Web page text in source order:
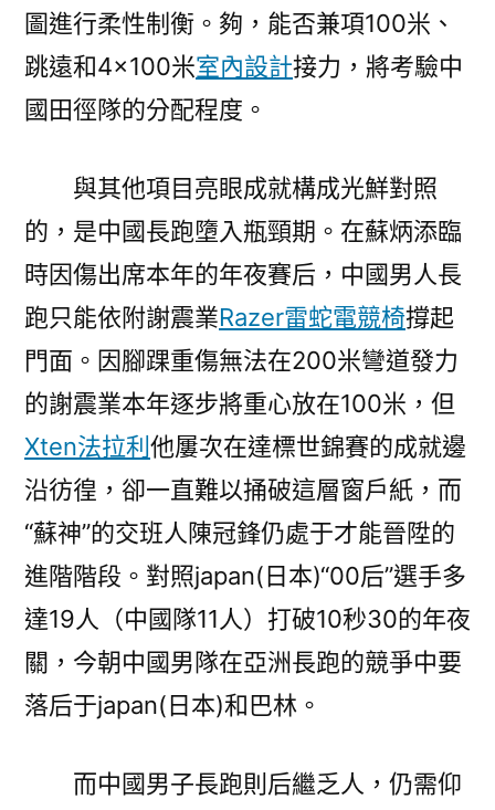
圖進行柔性制衡。夠，能否兼項100米、
跳遠和4×100米室內設計接力，將考驗中
國田徑隊的分配程度。
與其他項目亮眼成就構成光鮮對照
的，是中國長跑墮入瓶頸期。在蘇炳添臨
時因傷出席本年的年夜賽后，中國男人長
跑只能依附謝震業Razer雷蛇電競椅撐起
門面。因腳踝重傷無法在200米彎道發力
的謝震業本年逐步將重心放在100米，但
Xten法拉利 他屢次在達標世錦賽的成就邊
沿彷徨，卻一直難以捅破這層窗戶紙，而
“蘇神”的交班人陳冠鋒仍處于才能晉陞的
進階階段。對照japan(日本)“00后”選手多
達19人（中國隊11人）打破10秒30的年夜
關，今朝中國男隊在亞洲長跑的競爭中要
落后于japan(日本)和巴林。
而中國男子長跑則后繼乏人，仍需仰